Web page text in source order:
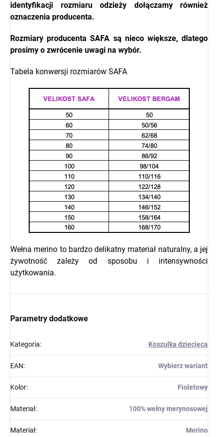
identyfikacji rozmiaru odzieży dołączamy również
oznaczenia producenta.
Rozmiary producenta SAFA są nieco większe, dlatego
prosimy o zwrócenie uwagi na wybór.
Tabela konwersji rozmiarów SAFA
Wełna merino to bardzo delikatny materiał naturalny, a jej
żywotność zależy od sposobu i intensywności
użytkowania.
Parametry dodatkowe
Kategoria: Koszulka dziecięca
EAN: Wybierz wariant
Kolor: Fioletowy
Materiał: 100% wełny merynosowej
Materiał: Merino